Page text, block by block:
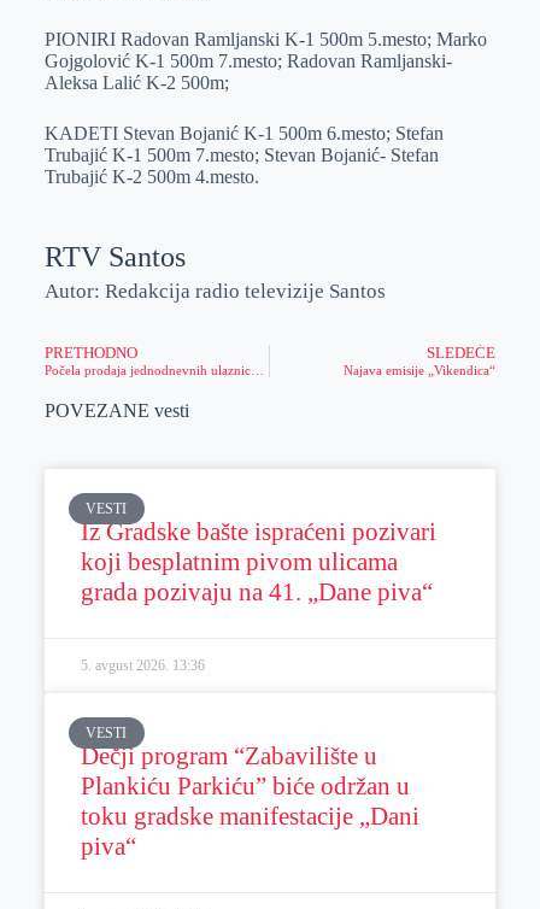
PIONIRI Radovan Ramljanski K-1 500m 5.mesto; Marko
Gojgolović K-1 500m 7.mesto; Radovan Ramljanski-
Aleksa Lalić K-2 500m;
KADETI Stevan Bojanić K-1 500m 6.mesto; Stefan
Trubajić K-1 500m 7.mesto; Stevan Bojanić- Stefan
Trubajić K-2 500m 4.mesto.
RTV Santos
Autor: Redakcija radio televizije Santos
PRETHODNO
Počela prodaja jednodnevnih ulaznica za EXIT
SLEDEĆE
Najava emisije „Vikendica“
POVEZANE vesti
VESTI
Iz Gradske bašte ispraćeni pozivari
koji besplatnim pivom ulicama
grada pozivaju na 41. „Dane piva“
5. avgust 2026. 13:36
VESTI
Dečji program “Zabavilište u
Plankiću Parkiću” biće održan u
toku gradske manifestacije „Dani
piva“